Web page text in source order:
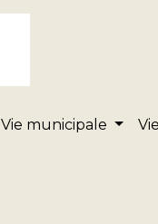
Vie municipale